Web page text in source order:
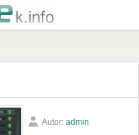
Autor:admin